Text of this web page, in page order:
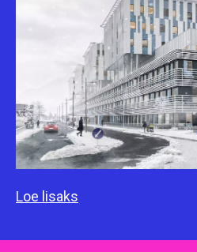
Loe lisaks